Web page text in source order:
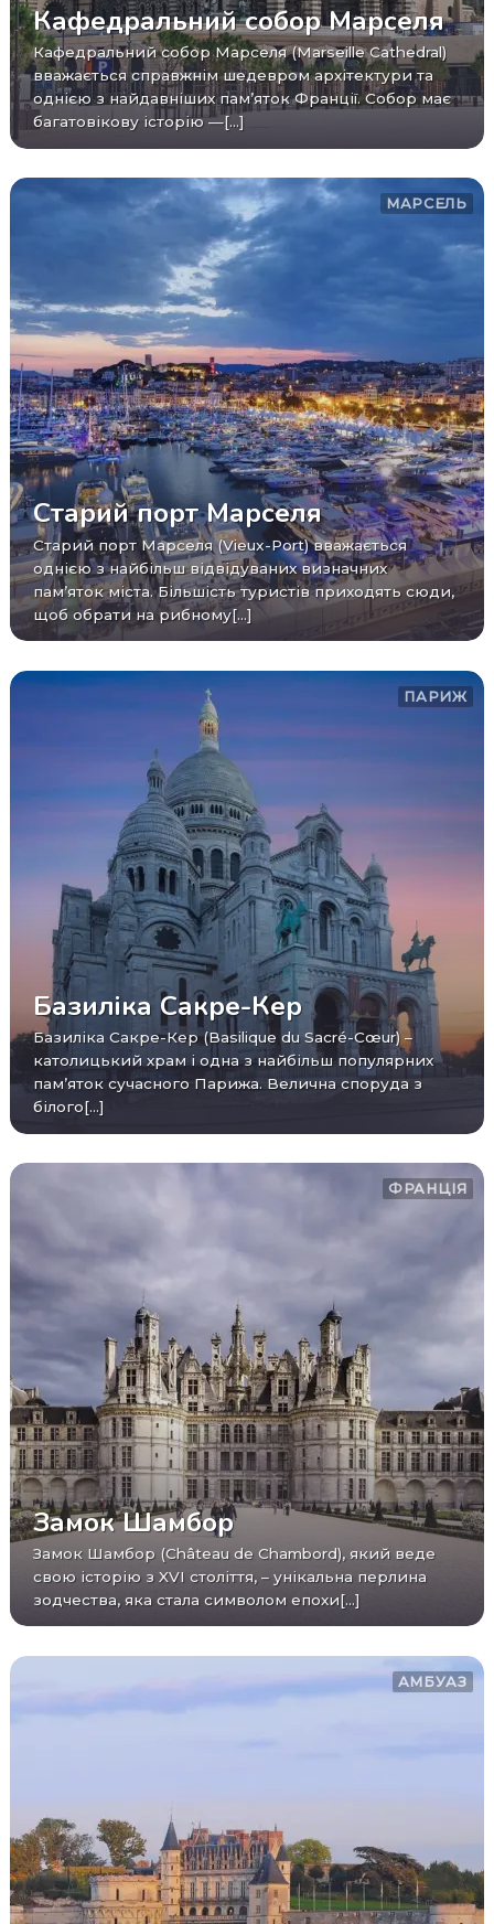
Кафедральний собор Марселя
Кафедральний собор Марселя (Marseille Cathedral)
вважається справжнім шедевром архітектури та
однією з найдавніших пам’яток Франції. Собор має
багатовікову історію —[...]
МАРСЕЛЬ
Старий порт Марселя
Старий порт Марселя (Vieux-Port) вважається
однією з найбільш відвідуваних визначних
пам’яток міста. Більшість туристів приходять сюди,
щоб обрати на рибному[...]
ПАРИЖ
Базиліка Сакре-Кер
Базиліка Сакре-Кер (Basilique du Sacré-Cœur) –
католицький храм і одна з найбільш популярних
пам’яток сучасного Парижа. Велична споруда з
білого[...]
ФРАНЦІЯ
Замок Шамбор
Замок Шамбор (Château de Chambord), який веде
свою історію з XVI століття, – унікальна перлина
зодчества, яка стала символом епохи[...]
АМБУАЗ